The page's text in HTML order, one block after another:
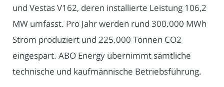
und Vestas V162, deren installierte Leistung 106,2
MW umfasst. Pro Jahr werden rund 300.000 MWh
Strom produziert und 225.000 Tonnen CO2
eingespart. ABO Energy übernimmt sämtliche
technische und kaufmännische Betriebsführung.